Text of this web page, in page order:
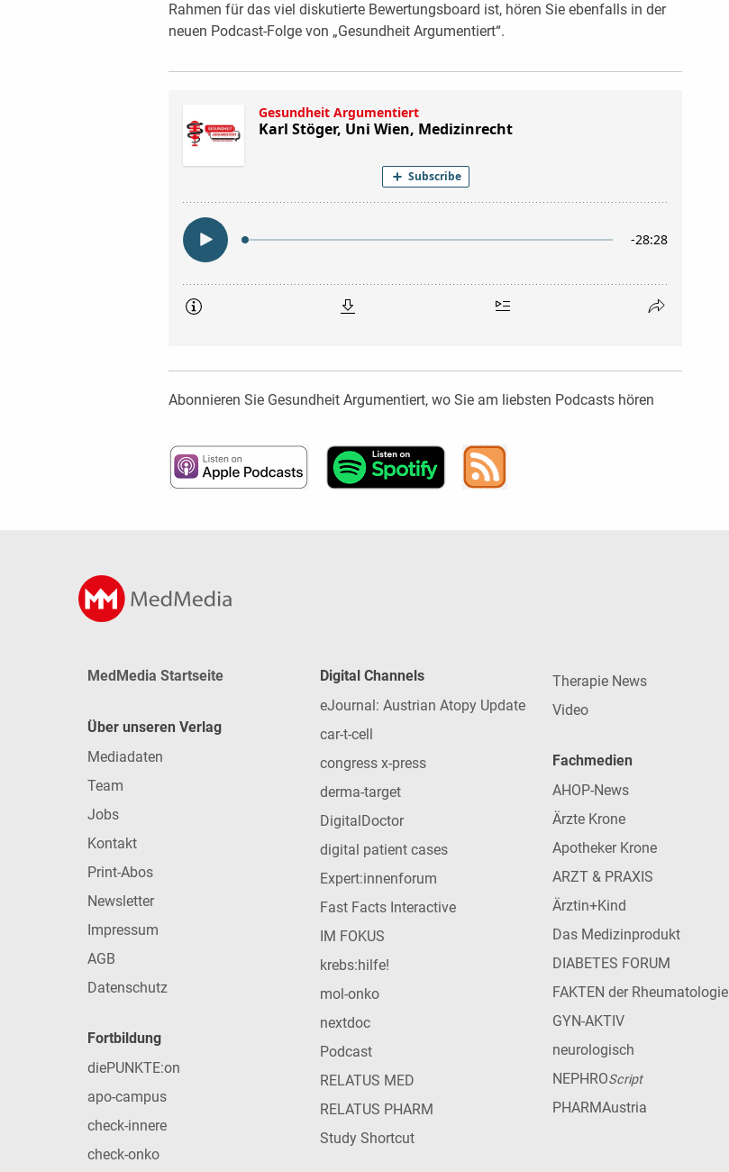
Rahmen für das viel diskutierte Bewertungsboard ist, hören Sie ebenfalls in der
neuen Podcast-Folge von „Gesundheit Argumentiert“.
Abonnieren Sie Gesundheit Argumentiert, wo Sie am liebsten Podcasts hören
MedMedia Startseite
Über unseren Verlag
Mediadaten
Team
Jobs
Kontakt
Print-Abos
Newsletter
Impressum
AGB
Datenschutz
Fortbildung
diePUNKTE:on
apo-campus
check-innere
check-onko
Digital Channels
eJournal: Austrian Atopy Update
car-t-cell
congress x-press
derma-target
DigitalDoctor
digital patient cases
Expert:innenforum
Fast Facts Interactive
IM FOKUS
krebs:hilfe!
mol-onko
nextdoc
Podcast
RELATUS MED
RELATUS PHARM
Study Shortcut
Therapie News
Video
Fachmedien
AHOP-News
Ärzte Krone
Apotheker Krone
ARZT & PRAXIS
Ärztin+Kind
Das Medizinprodukt
DIABETES FORUM
FAKTEN der Rheumatologie
GYN-AKTIV
neurologisch
NEPHROScript
PHARMAustria